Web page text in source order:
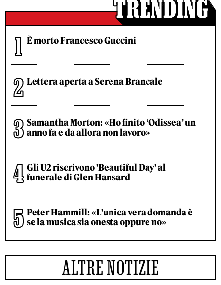
È morto Francesco Guccini
Lettera aperta a Serena Brancale
Samantha Morton: «Ho finito ‘Odissea’ un
anno fa e da allora non lavoro»
Gli U2 riscrivono 'Beautiful Day' al
funerale di Glen Hansard
Peter Hammill: «L'unica vera domanda è
se la musica sia onesta oppure no»
ALTRE NOTIZIE